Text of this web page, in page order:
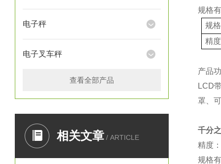
电子秤
电子叉车秤
查看全部产品
相关文章 / ARTICLE
规格
规格
精度
产品
LCD
罩、
千分
精度
规格